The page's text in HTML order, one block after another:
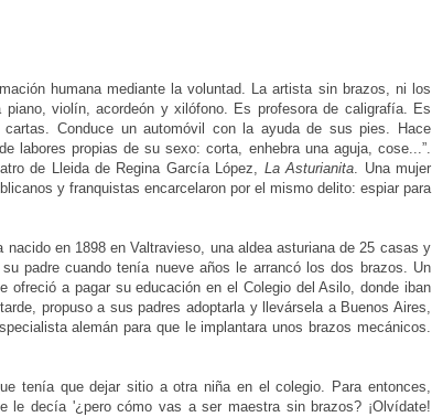
humana mediante la voluntad. La artista sin brazos, ni los
violín, acordeón y xilófono. Es profesora de caligrafía. Es
Conduce un automóvil con la ayuda de sus pies. Hace
labores propias de su sexo: corta, enhebra una aguja, cose...”.
de Lleida de Regina García López, La Asturianita. Una mujer
y franquistas encarcelaron por el mismo delito: espiar para
en 1898 en Valtravieso, una aldea asturiana de 25 casas y
padre cuando tenía nueve años le arrancó los dos brazos. Un
ofreció a pagar su educación en el Colegio del Asilo, donde iban
propuso a sus padres adoptarla y llevársela a Buenos Aires,
alemán para que le implantara unos brazos mecánicos.
tenía que dejar sitio a otra niña en el colegio. Para entonces,
le decía '¿pero cómo vas a ser maestra sin brazos? ¡Olvídate!